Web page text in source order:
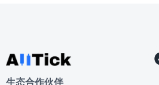
生态合作伙伴